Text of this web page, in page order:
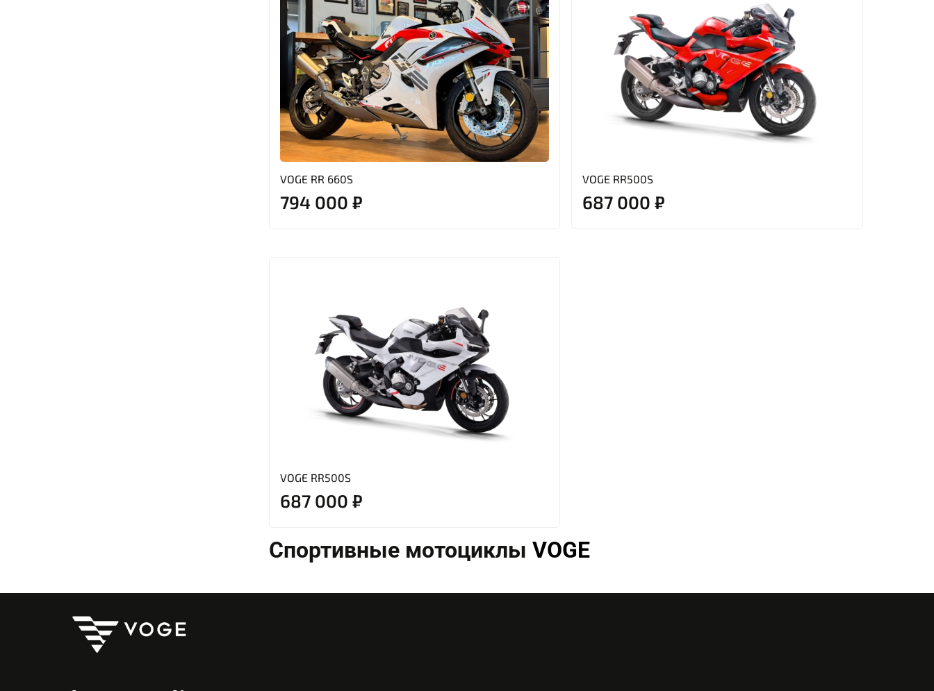
VOGE RR 660S
794 000 ₽
VOGE RR500S
687 000 ₽
VOGE RR500S
687 000 ₽
Спортивные мотоциклыVOGE